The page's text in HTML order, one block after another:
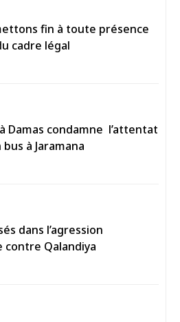
fin à toute présence
cadre légal
Damas condamne l’attentat
à Jaramana
dans l’agression
Qalandiya